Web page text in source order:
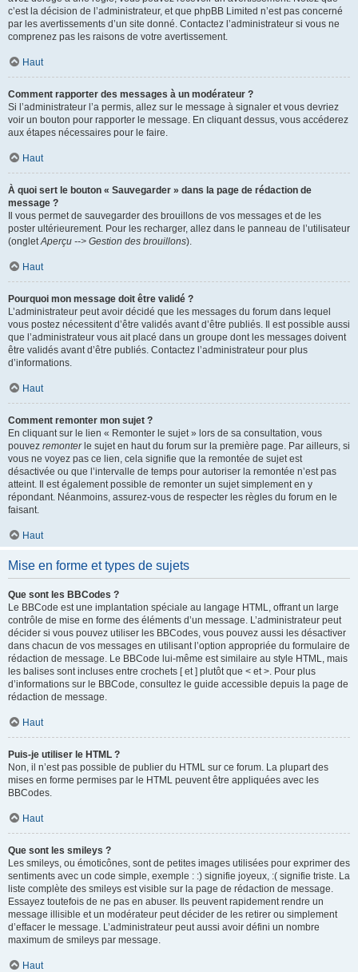
c’est la décision de l’administrateur, et que phpBB Limited n’est pas concerné
par les avertissements d’un site donné. Contactez l’administrateur si vous ne
comprenez pas les raisons de votre avertissement.
Haut
Comment rapporter des messages à un modérateur ?
Si l’administrateur l’a permis, allez sur le message à signaler et vous devriez
voir un bouton pour rapporter le message. En cliquant dessus, vous accéderez
aux étapes nécessaires pour le faire.
Haut
À quoi sert le bouton « Sauvegarder » dans la page de rédaction de
message ?
Il vous permet de sauvegarder des brouillons de vos messages et de les
poster ultérieurement. Pour les recharger, allez dans le panneau de l’utilisateur
(ongletAperçu --> Gestion des brouillons).
Haut
Pourquoi mon message doit être validé ?
L’administrateur peut avoir décidé que les messages du forum dans lequel
vous postez nécessitent d’être validés avant d’être publiés. Il est possible aussi
que l’administrateur vous ait placé dans un groupe dont les messages doivent
être validés avant d’être publiés. Contactez l’administrateur pour plus
d’informations.
Haut
Comment remonter mon sujet ?
En cliquant sur le lien « Remonter le sujet » lors de sa consultation, vous
pouvez remonterle sujet en haut du forum sur la première page. Par ailleurs, si
vous ne voyez pas ce lien, cela signifie que la remontée de sujet est
désactivée ou que l’intervalle de temps pour autoriser la remontée n’est pas
atteint. Il est également possible de remonter un sujet simplement en y
répondant. Néanmoins, assurez-vous de respecter les règles du forum en le
faisant.
Haut
Mise en forme et types de sujets
Que sont les BBCodes ?
Le BBCode est une implantation spéciale au langage HTML, offrant un large
contrôle de mise en forme des éléments d’un message. L’administrateur peut
décider si vous pouvez utiliser les BBCodes, vous pouvez aussi les désactiver
dans chacun de vos messages en utilisant l’option appropriée du formulaire de
rédaction de message. Le BBCode lui-même est similaire au style HTML, mais
les balises sont incluses entre crochets [ et ] plutôt que < et >. Pour plus
d’informations sur le BBCode, consultez le guide accessible depuis la page de
rédaction de message.
Haut
Puis-je utiliser le HTML ?
Non, il n’est pas possible de publier du HTML sur ce forum. La plupart des
mises en forme permises par le HTML peuvent être appliquées avec les
BBCodes.
Haut
Que sont les smileys ?
Les smileys, ou émoticônes, sont de petites images utilisées pour exprimer des
sentiments avec un code simple, exemple : :) signifie joyeux, :( signifie triste. La
liste complète des smileys est visible sur la page de rédaction de message.
Essayez toutefois de ne pas en abuser. Ils peuvent rapidement rendre un
message illisible et un modérateur peut décider de les retirer ou simplement
d’effacer le message. L’administrateur peut aussi avoir défini un nombre
maximum de smileys par message.
Haut